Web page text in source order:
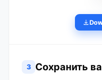
3 Сохранить